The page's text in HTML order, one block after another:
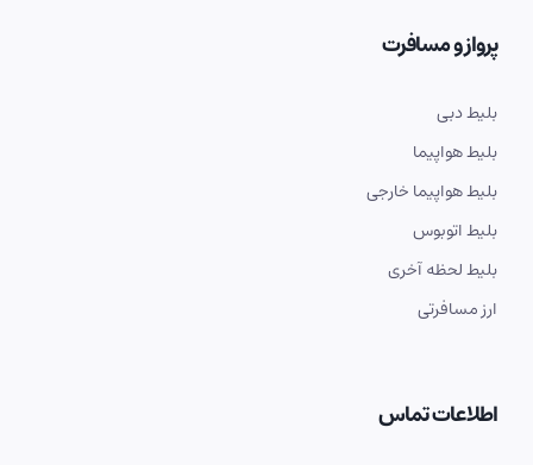
پرواز و مسافرت
بلیط دبی
بلیط هواپیما
بلیط هواپیما خارجی
بلیط اتوبوس
بلیط لحظه آخری
ارز مسافرتی
اطلاعات تماس